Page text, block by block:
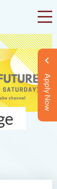
Apply Now